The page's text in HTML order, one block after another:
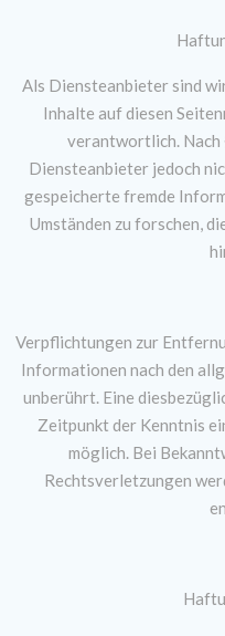
Als Diensteanbieter sind
Inhalte auf diesen
verantwortlich. Nach
Diensteanbieter jedoch
gespeicherte fremde
Umständen zu forschen,
Verpflichtungen zur
Informationen nach den
unberührt. Eine
Zeitpunkt der Kenntnis
möglich. Bei
Rechtsverletzungen